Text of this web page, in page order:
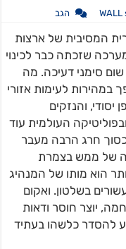
הגב
המסיבית של ארצות
שזכתה כבר לכינוי
סימני דעיכה. מה
לעימות אזורי
והנזקים
העולמית עוד
חרג הרבה מעבר
של ממש בצמרת
הוא מותו של המנהיג
בשלטון. ואקום
יוצר חוסר ודאות
להסדר כלשהו בעתיד